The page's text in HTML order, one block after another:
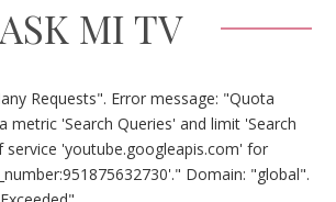
ASK MI TV
Requests". Error message: "Quota
metric 'Search Queries' and limit 'Search
service 'youtube.googleapis.com' for
Domain: "global".